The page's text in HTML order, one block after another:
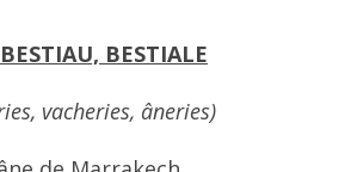
BESTIALE
vacheries, âneries)